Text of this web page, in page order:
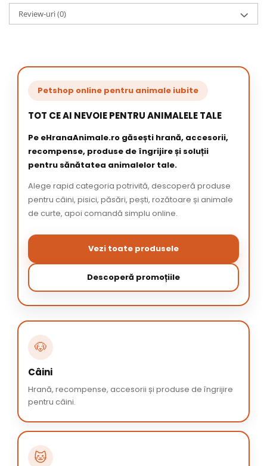
Review-uri(0)
Petshop online pentru animale iubite
TOT CE AI NEVOIE PENTRU ANIMALELE TALE
Pe eHranaAnimale.ro găsești hrană, accesorii,
recompense, produse de îngrijire și soluții
pentru sănătatea animalelor tale.
Alege rapid categoria potrivită, descoperă produse
pentru câini, pisici, păsări, pești, rozătoare și animale
de curte, apoi comandă simplu online.
Vezi toate produsele
Descoperă promoțiile
🐶
Câini
Hrană, recompense, accesorii și produse de îngrijire
pentru câini.
🐱